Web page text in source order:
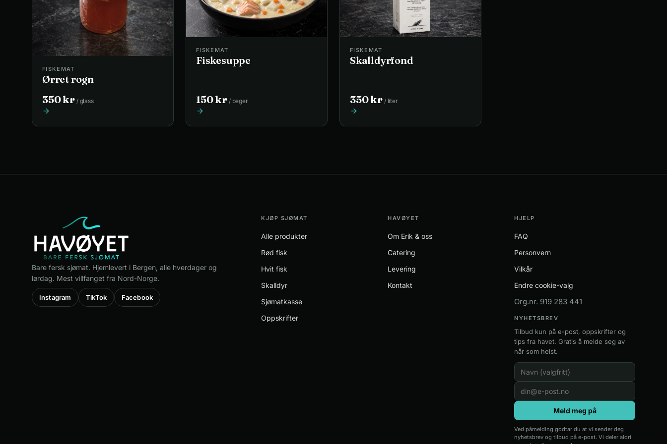
FISKEMAT
Ørret rogn
350kr / glass
FISKEMAT
Fiskesuppe
150kr / beger
FISKEMAT
Skalldyrfond
350kr / liter
Bare fersk sjømat. Hjemlevert i Bergen, alle hverdager og
lørdag. Mest villfanget fra Nord-Norge.
Instagram TikTok Facebook
KJØP SJØMAT
Alle produkter
Rød fisk
Hvit fisk
Skalldyr
Sjømatkasse
Oppskrifter
HAVØYET
Om Erik & oss
Catering
Levering
Kontakt
HJELP
FAQ
Personvern
Vilkår
Endre cookie-valg
Org.nr. 919 283 441
NYHETSBREV
Tilbud kun på e-post, oppskrifter og
tips fra havet. Gratis å melde seg av
når som helst.
Meld meg på
Ved påmelding godtar du at vi sender deg
nyhetsbrev og tilbud på e-post. Vi deler aldri